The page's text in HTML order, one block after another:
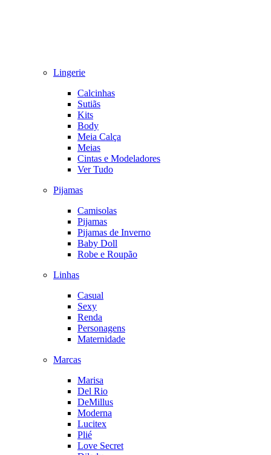
Lingerie
Calcinhas
Sutiãs
Kits
Body
Meia Calça
Meias
Cintas e Modeladores
Ver Tudo
Pijamas
Camisolas
Pijamas
Pijamas de Inverno
Baby Doll
Robe e Roupão
Linhas
Casual
Sexy
Renda
Personagens
Maternidade
Marcas
Marisa
Del Rio
DeMillus
Moderna
Lucitex
Plié
Love Secret